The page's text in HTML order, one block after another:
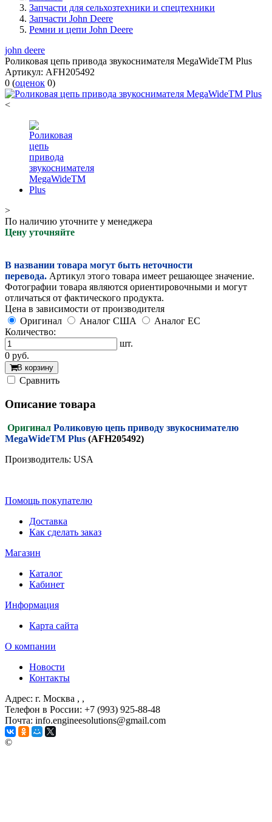
Запчасти для сельхозтехники и спецтехники
Запчасти John Deere
Ремни и цепи John Deere
john deere
Роликовая цепь привода звукоснимателя MegaWideTM Plus
Артикул: AFH205492
0 (оценок 0)
<
>
По наличию уточните у менеджера
Цену уточняйте
В названии товара могут быть неточности
перевода. Артикул этого товара имеет решающее значение.
Фотографии товара являются ориентировочными и могут
отличаться от фактического продукта.
Цена в зависимости от производителя
Оригинал
Аналог США
Аналог ЕС
Количество:
шт.
0 руб.
В корзину
Cравнить
Описание товара
Оригинал Роликовую цепь приводу звукоснимателю
MegaWideTM Plus (AFH205492)
Производитель: USA
Помощь покупателю
Доставка
Как сделать заказ
Магазин
Каталог
Кабинет
Информация
Карта сайта
О компании
Новости
Контакты
Адрес: г. Москва , ,
Телефон в России: +7 (993) 925-88-48
Почта: info.engineesolutions@gmail.com
©